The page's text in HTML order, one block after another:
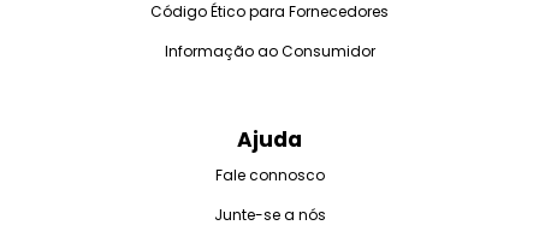
Código Ético para Fornecedores
Informação ao Consumidor
Ajuda
Fale connosco
Junte-se a nós